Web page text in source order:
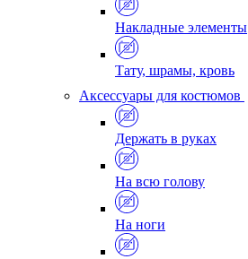
Накладные элементы
Тату, шрамы, кровь
Аксессуары для костюмов
Держать в руках
На всю голову
На ноги